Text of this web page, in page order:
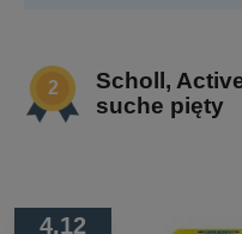
Scholl,
suche pięty
4.12